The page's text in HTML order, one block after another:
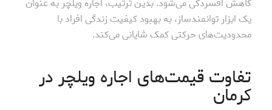
یک ابزار توانمندساز، به بهبود کیفیت زندگی افراد با
محدودیت‌های حرکتی کمک شایانی می‌کند.
تفاوت قیمت‌های اجاره ویلچر در
کرمان